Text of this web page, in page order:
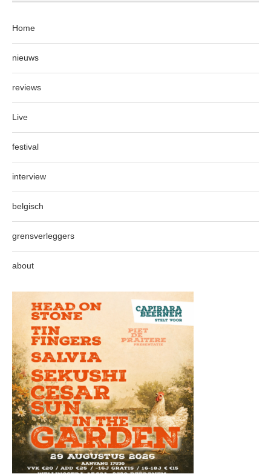
Home
nieuws
reviews
Live
festival
interview
belgisch
grensverleggers
about